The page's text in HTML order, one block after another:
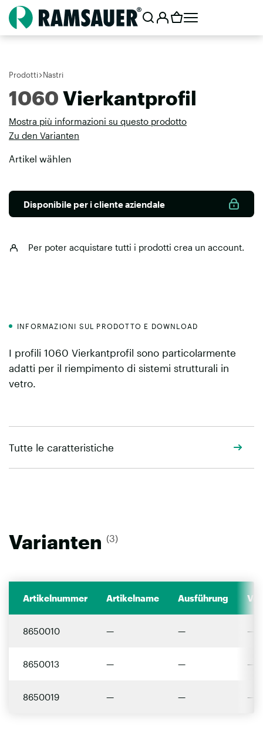
Prodotti Nastri
1060Vierkantprofil
Mostra più informazioni su questo prodotto
Zu den Varianten
Artikel wählen
Disponibile per i cliente aziendale
Per poter acquistare tutti i prodotticrea un account
INFORMAZIONI SUL PRODOTTO E DOWNLOAD
I profili 1060 Vierkantprofil sono particolarmente
adatti per il riempimento di sistemi strutturali in
vetro.
Tutte le caratteristiche
Varianten (3)
Artikelnummer Artikelname Ausführung
8650010 — — —
8650013 — — —
8650019 — — —